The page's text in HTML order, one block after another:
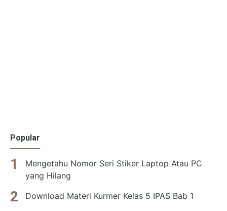
Popular
Mengetahu Nomor Seri Stiker Laptop Atau PC
yang Hilang
Download Materi Kurmer Kelas 5 IPAS Bab 1